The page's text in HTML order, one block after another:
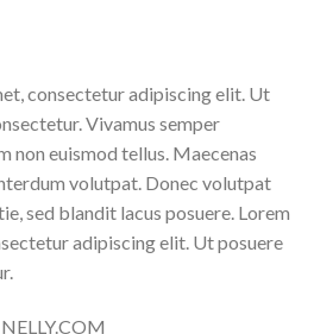
consectetur adipiscing elit. Ut
Vivamus semper
non euismod tellus. Maecenas
volutpat. Donec volutpat
sed blandit lacus posuere. Lorem
adipiscing elit. Ut posuere